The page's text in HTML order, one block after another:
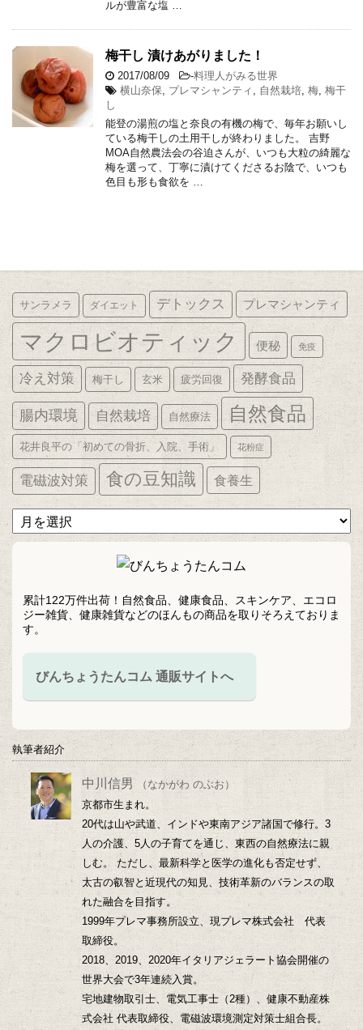
ルが豊富な塩 …
梅干し 漬けあがりました！
2017/08/09 -料理人がみる世界
横山奈保, プレマシャンティ , 自然栽培, 梅, 梅干
し
能登の湯煎の塩と奈良の有機の梅で、毎年お願いし
ている梅干しの土用干しが終わりました。 吉野
MOA自然農法会の谷迫さんが、いつも大粒の綺麗な
梅を選って、丁寧に漬けてくださるお陰で、いつも
色目も形も食欲を …
サンラメラ ダイエット デトックス プレマシャンティ
マクロビオティック 便秘 免疫
冷え対策 梅干し 玄米 疲労回復 発酵食品
腸内環境 自然栽培 自然療法 自然食品
花井良平の「初めての骨折、入院、手術」 花粉症
電磁波対策 食の豆知識 食養生
ア
ー
カ
累計122万件出荷！自然食品、健康食品、スキンケア、エコロ
ジー雑貨、健康雑貨などのほんもの商品を取りそろえておりま
す。
びんちょうたんコム 通販サイトへ
執筆者紹介
中川信男
（なかがわ のぶお）
京都市生まれ。
20代は山や武道、インドや東南アジア諸国で修行。3
人の介護、5人の子育てを通じ、東西の自然療法に親
しむ。 ただし、最新科学と医学の進化も否定せず、
太古の叡智と近現代の知見、技術革新のバランスの取
れた融合を目指す。
1999年プレマ事務所設立、現プレマ株式会社 代表
取締役。
2018、2019、2020年イタリアジェラート協会開催の
世界大会で3年連続入賞。
宅地建物取引士、電気工事士（2種）、健康不動産株
式会社 代表取締役、電磁波環境測定対策士組合長。